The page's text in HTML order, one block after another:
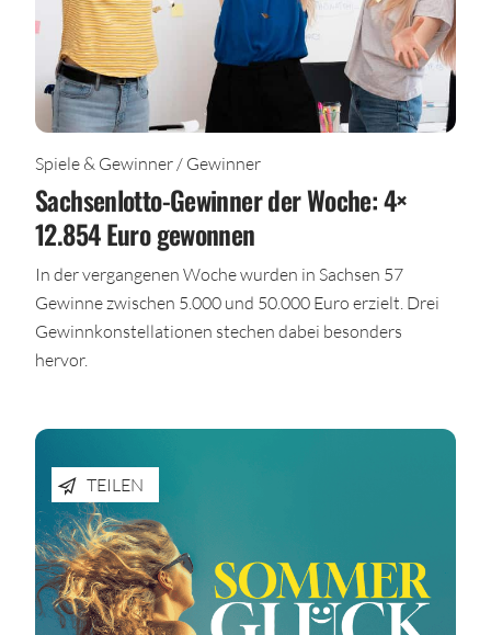
Spiele & Gewinner / Gewinner
Sachsenlotto-Gewinner der Woche: 4×
12.854 Euro gewonnen
In der vergangenen Woche wurden in Sachsen 57
Gewinne zwischen 5.000 und 50.000 Euro erzielt. Drei
Gewinnkonstellationen stechen dabei besonders
hervor.
TEILEN